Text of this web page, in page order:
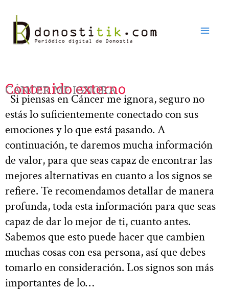
contenido
Contenido externo
CÁNCER ME IGNORA
Si piensas en Cáncer me ignora, seguro no
estás lo suficientemente conectado con sus
emociones y lo que está pasando. A
continuación, te daremos mucha información
de valor, para que seas capaz de encontrar las
mejores alternativas en cuanto a los signos se
refiere. Te recomendamos detallar de manera
profunda, toda esta información para que seas
capaz de dar lo mejor de ti, cuanto antes.
Sabemos que esto puede hacer que cambien
muchas cosas con esa persona, así que debes
tomarlo en consideración. Los signos son más
importantes de lo…